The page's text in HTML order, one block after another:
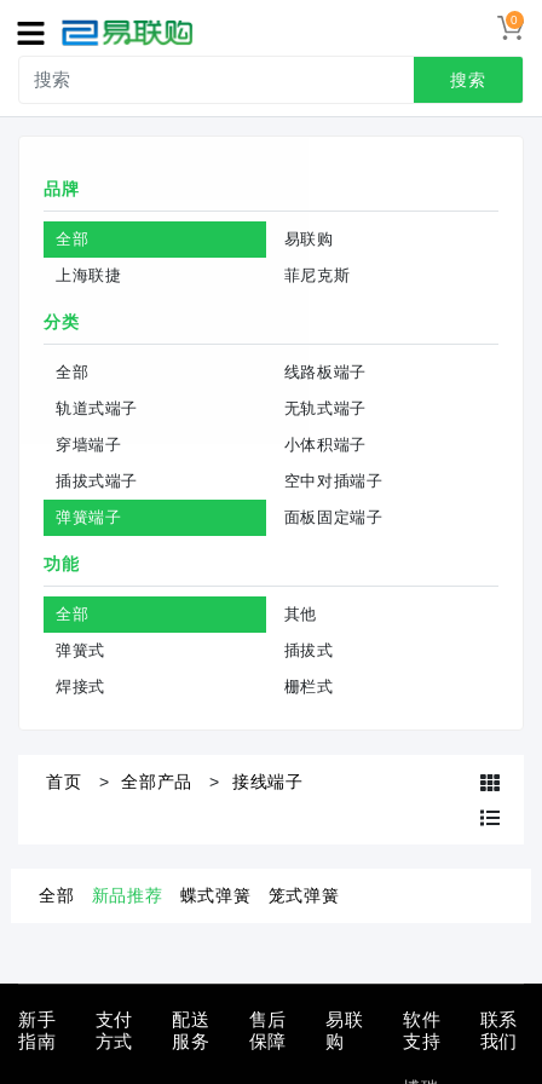
0
搜索
导
航
接线端子
冷压端头
品牌
全部
易联购
上海联捷
菲尼克斯
分类
全部
线路板端子
轨道式端子
无轨式端子
穿墙端子
小体积端子
插拔式端子
空中对插端子
弹簧端子
面板固定端子
功能
全部
其他
弹簧式
插拔式
焊接式
栅栏式
首页 全部产品 接线端子
全部 新品推荐 蝶式弹簧 笼式弹簧
新手
指南
支付
方式
配送
服务
售后
保障
易联
购
软件
支持
联系
我们